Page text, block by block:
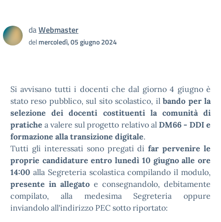
daWebmaster
delmercoledì, 05 giugno 2024
Si avvisano tutti i docenti che dal giorno 4 giugno è
stato reso pubblico, sul sito scolastico, ilbando per la
selezione dei docenti costituenti la comunità di
pratiche a valere sul progetto relativo al DM66 - DDI e
formazione alla transizione digitale.
Tutti gli interessati sono pregati difar pervenire le
proprie candidature entro lunedì 10 giugno alle ore
14:00 alla Segreteria scolastica compilando il modulo,
presente in allegato e consegnandolo, debitamente
compilato, alla medesima Segreteria oppure
inviandolo all'indirizzo PEC sotto riportato: